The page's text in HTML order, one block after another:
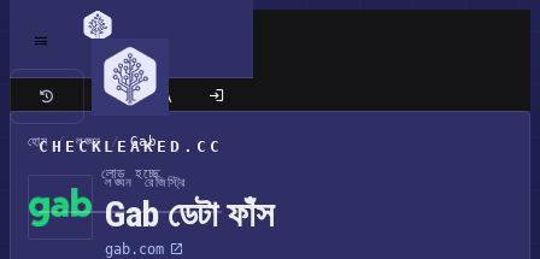
CHECKLEAKED.CC
লোড হচ্ছে
ক্লাসিক সাইট
হোম / লঙ্ঘন / Gab
লঙ্ঘন রেজিস্ট্রি
Gab ডেটা ফাঁস
gab.com